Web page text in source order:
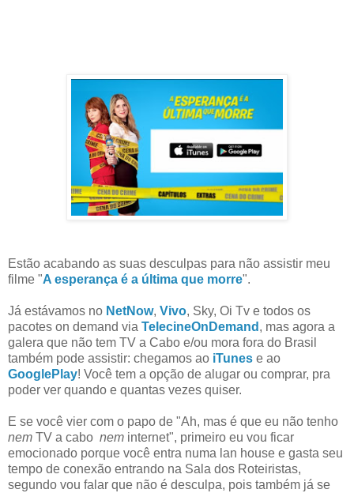
Estão acabando as suas desculpas para não assistir meu
filme "A esperança é a última que morre".
Já estávamos no NetNow, Vivo, Sky, Oi Tv e todos os
pacotes on demand via TelecineOnDemand , mas agora a
galera que não tem TV a Cabo e/ou mora fora do Brasil
também pode assistir: chegamos ao iTunes e ao
GooglePlay! Você tem a opção de alugar ou comprar, pra
poder ver quando e quantas vezes quiser.
E se você vier com o papo de "Ah, mas é que eu não tenho
nem TV a cabo nem internet", primeiro eu vou ficar
emocionado porque você entra numa lan house e gasta seu
tempo de conexão entrando na Sala dos Roteiristas,
segundo vou falar que não é desculpa, pois também já se